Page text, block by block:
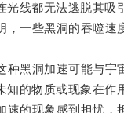
线都无法逃脱其吸
一些黑洞的吞噬速
黑洞加速可能与宇
知的物质或现象在作
的现象感到担忧，